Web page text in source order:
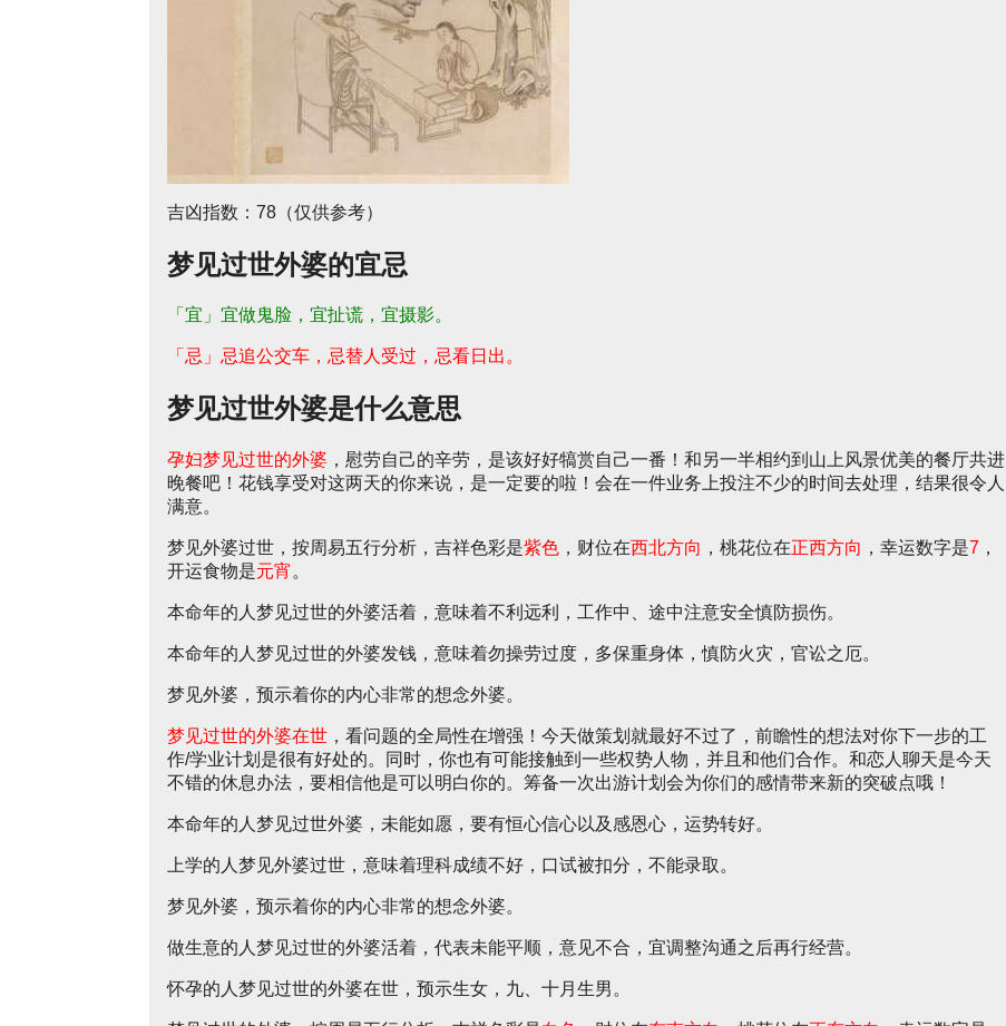
吉凶指数：78（仅供参考）
梦见过世外婆的宜忌
「宜」宜做鬼脸，宜扯谎，宜摄影。
「忌」忌追公交车，忌替人受过，忌看日出。
梦见过世外婆是什么意思
孕妇梦见过世的外婆 ，慰劳自己的辛劳，是该好好犒赏自己一番！和另一半相约到山上风景优美的餐厅共进
晚餐吧！花钱享受对这两天的你来说，是一定要的啦！会在一件业务上投注不少的时间去处理，结果很令人
满意。
梦见外婆过世，按周易五行分析，吉祥色彩是紫色 ，财位在西北方向 ，桃花位在正西方向 ，幸运数字是7 ，
开运食物是元宵 。
本命年的人梦见过世的外婆活着，意味着不利远利，工作中、途中注意安全慎防损伤。
本命年的人梦见过世的外婆发钱，意味着勿操劳过度，多保重身体，慎防火灾，官讼之厄。
梦见外婆，预示着你的内心非常的想念外婆。
梦见过世的外婆在世 ，看问题的全局性在增强！今天做策划就最好不过了，前瞻性的想法对你下一步的工
作/学业计划是很有好处的。同时，你也有可能接触到一些权势人物，并且和他们合作。和恋人聊天是今天
不错的休息办法，要相信他是可以明白你的。筹备一次出游计划会为你们的感情带来新的突破点哦！
本命年的人梦见过世外婆，未能如愿，要有恒心信心以及感恩心，运势转好。
上学的人梦见外婆过世，意味着理科成绩不好，口试被扣分，不能录取。
梦见外婆，预示着你的内心非常的想念外婆。
做生意的人梦见过世的外婆活着，代表未能平顺，意见不合，宜调整沟通之后再行经营。
怀孕的人梦见过世的外婆在世，预示生女，九、十月生男。